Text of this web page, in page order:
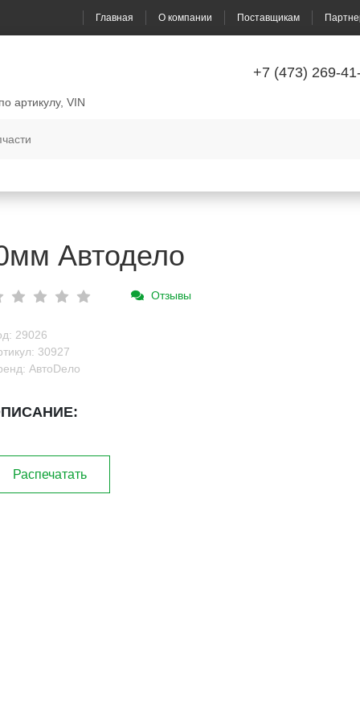
Главная О компании Поставщикам
+7 (473) 269-
артикулу, VIN
Автодело
Отзывы
29026
30927
АвтоDело
Распечатать